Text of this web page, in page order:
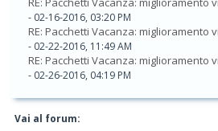
- 02-16-2016, 03:20 PM
RE: Pacchetti Vacanza: miglioramento
- 02-22-2016, 11:49 AM
RE: Pacchetti Vacanza: miglioramento
- 02-26-2016, 04:19 PM
Vai al forum: